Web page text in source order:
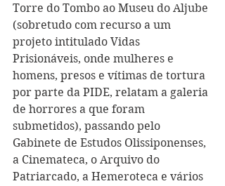
Torre do Tombo ao Museu do Aljube
(sobretudo com recurso a um
projeto intitulado Vidas
Prisionáveis, onde mulheres e
homens, presos e vítimas de tortura
por parte da PIDE, relatam a galeria
de horrores a que foram
submetidos), passando pelo
Gabinete de Estudos Olissiponenses,
a Cinemateca, o Arquivo do
Patriarcado, a Hemeroteca e vários